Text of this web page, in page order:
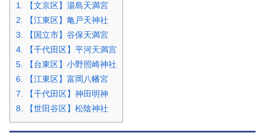
1. 【文京区】湯島天満宮
2. 【江東区】亀戸天神社
3. 【国立市】谷保天満宮
4. 【千代田区】平河天満宮
5. 【台東区】小野照崎神社
6. 【江東区】富岡八幡宮
7. 【千代田区】神田明神
8. 【世田谷区】松陰神社